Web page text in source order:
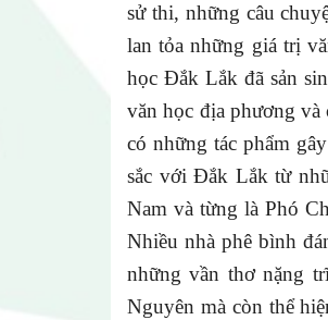
sử thi, những câu
lan tỏa những giá trị
học Đắk Lắk đã sản
văn học địa phương và
có những tác phẩm
sắc với Đắk Lắk từ
Nam và từng là Phó
Nhiều nhà phê bình
những vần thơ nặng
Nguyên mà còn thể